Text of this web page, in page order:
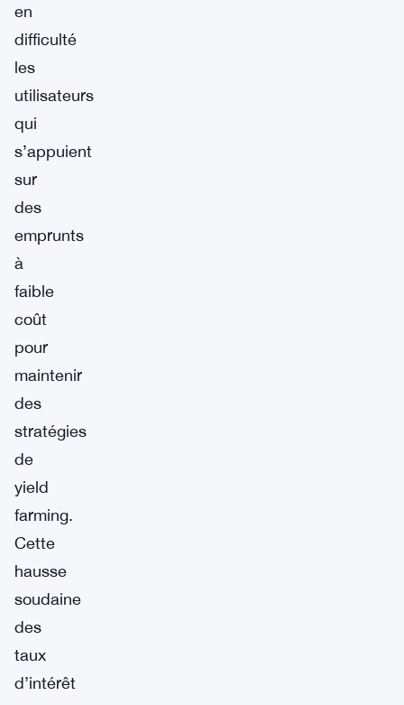
en
difficulté
les
utilisateurs
qui
s’appuient
sur
des
emprunts
à
faible
coût
pour
maintenir
des
stratégies
de
yield
farming.
Cette
hausse
soudaine
des
taux
d’intérêt